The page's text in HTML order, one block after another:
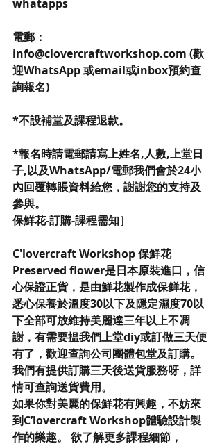
whatapps
電郵：
info@clovercraftworkshop.com (歡
迎WhatsApp 或email或inbox預約查
詢報名)
*不設補堂及課程退款。
*報名時請電郵請寫上姓名,人數,上堂日
子,以及WhatsApp/電郵我們會於24小
內回覆轉賬資料給您，謝謝您的支持及
參與。
保鮮花-訂購-課程需知］
C'lovercraft Workshop 保鮮花
Preserved flower是日本原裝進口，信
心保證正貨，是由鮮花製作成保鲜花，
悉心保養於溫度30以下及隱定濕度70以
下全部可放維持美麗達三年以上不凋
謝，有需要揾我們上堂diy或訂做三天便
有了，歡迎查詢公司團體包堂及訂購。
我們有提供訂購三天後送貨服務呀，詳
情可查詢送貨費用。
如果你對美麗的保鮮花有興趣，不妨來
到C’lovercraft Workshop體驗設計製
作的樂趣。 欲了解更多課程細節，